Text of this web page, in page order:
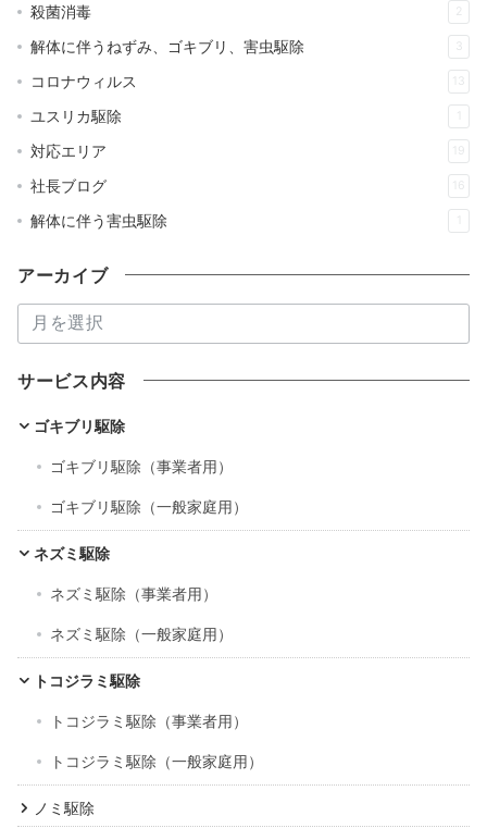
殺菌消毒 2
解体に伴うねずみ、ゴキブリ、害虫駆除
コロナウィルス
ユスリカ駆除
対応エリア 19
社長ブログ 16
解体に伴う害虫駆除
アーカイブ
ー
カ
イ
ブ
サービス内容
ゴキブリ駆除
ゴキブリ駆除（事業者用）
ゴキブリ駆除（一般家庭用）
ネズミ駆除
ネズミ駆除（事業者用）
ネズミ駆除（一般家庭用）
トコジラミ駆除
トコジラミ駆除（事業者用）
トコジラミ駆除（一般家庭用）
ノミ駆除